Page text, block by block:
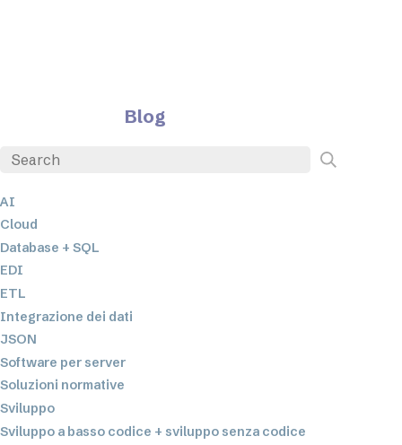
Blog
AI
Cloud
Database + SQL
EDI
ETL
Integrazione dei dati
JSON
Software per server
Soluzioni normative
Sviluppo
Sviluppo a basso codice + sviluppo senza codice